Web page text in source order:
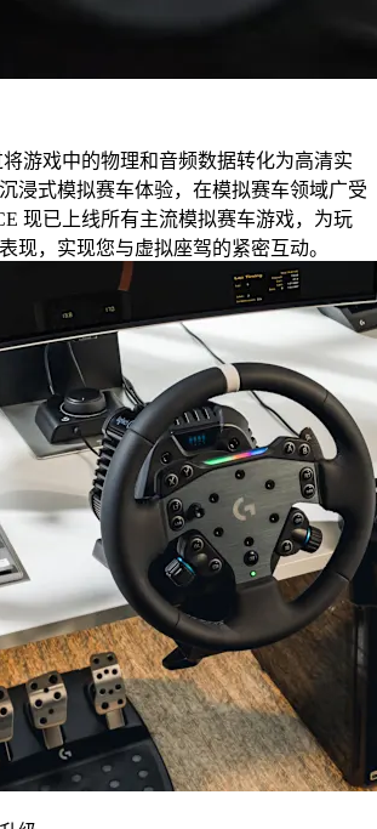
游戏中的物理和音频数据转化为高清实
浸式模拟赛车体验，在模拟赛车领域广受
现已上线所有主流模拟赛车游戏，为玩
现，实现您与虚拟座驾的紧密互动。